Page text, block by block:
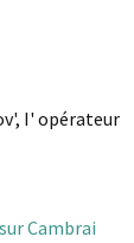
I' opérateur
Cambrai